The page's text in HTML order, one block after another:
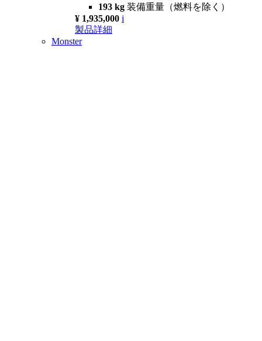
193 kg 装備重量（燃料を除く）
¥ 1,935,000 i
製品詳細
Monster